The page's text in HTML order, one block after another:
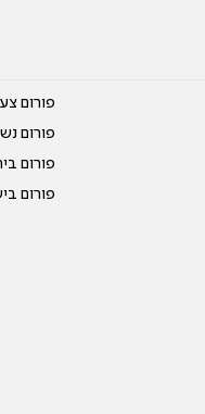
פורום
פורום
פורום
פורום